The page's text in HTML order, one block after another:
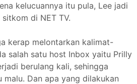
kelucuannya itu pula, Lee jadi
di NET TV.
kerap melontarkan kalimat-
salah satu host Inbox yaitu Prilly
berulang kali, sehingga
Dan apa yang dilakukan